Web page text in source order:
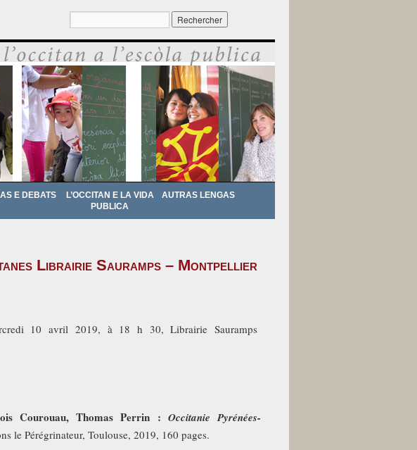
E DEBATS
L’OCCITAN E LA VIDA
PUBLICA
AUTRAS LENGAS
Librairie Sauramps – Montpellier
10 avril 2019, à 18 h 30, Librairie Sauramps
Courouau, Thomas Perrin : Occitanie Pyrénées-
le Pérégrinateur, Toulouse, 2019, 160 pages.